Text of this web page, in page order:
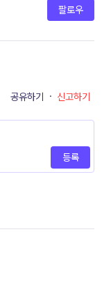
팔로우
공유하기 · 신고하기
등록